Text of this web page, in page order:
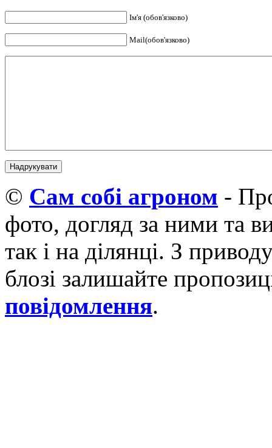
Ім'я (обов'язково)
Mail(обов'язково)
© Cам собі агроном -
фото, догляд за ними та
так і на ділянці. З
блозі залишайте
повідомлення.